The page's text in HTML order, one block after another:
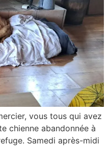
vous tous qui avez
chienne abandonnée à
Samedi après-midi